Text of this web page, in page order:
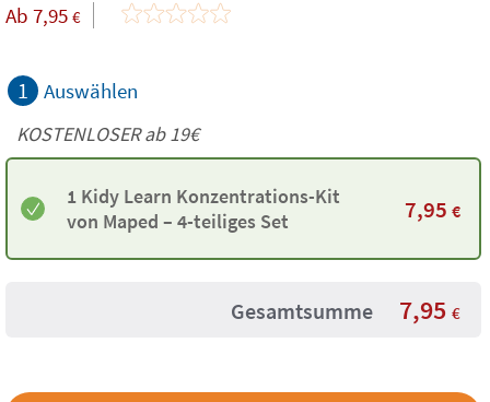
Ab 7,95 €
1 Auswählen
KOSTENLOSER ab 19€
1 Kidy Learn Konzentrations-Kit
von Maped – 4-teiliges Set
7,95 €
Gesamtsumme 7,95 €